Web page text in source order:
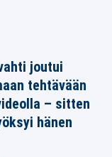
joutui
tehtävään
– sitten
hänen